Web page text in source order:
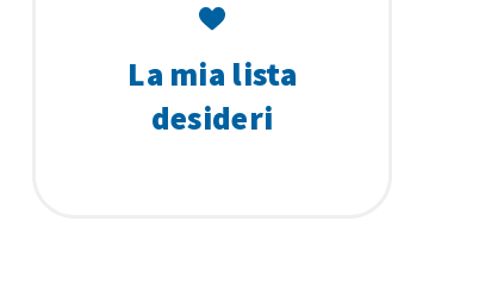
La mia lista
desideri